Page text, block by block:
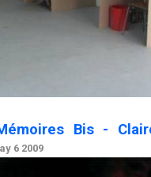
Bis -
6 2009